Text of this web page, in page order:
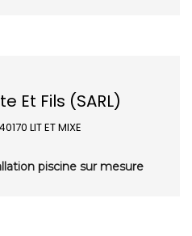
Et Fils (SARL)
LIT ET MIXE
piscine sur mesure